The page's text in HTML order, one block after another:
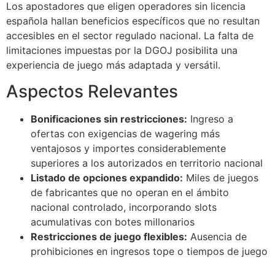
Panel
Panel
Panel
Panel
panel
Oku
panel
Los apostadores que eligen operadores sin licencia
española hallan beneficios específicos que no resultan
accesibles en el sector regulado nacional. La falta de
limitaciones impuestas por la DGOJ posibilita una
experiencia de juego más adaptada y versátil.
Aspectos Relevantes
Bonificaciones sin restricciones: Ingreso a
ofertas con exigencias de wagering más
ventajosos y importes considerablemente
superiores a los autorizados en territorio nacional
Listado de opciones expandido: Miles de juegos
de fabricantes que no operan en el ámbito
nacional controlado, incorporando slots
acumulativas con botes millonarios
Restricciones de juego flexibles: Ausencia de
prohibiciones en ingresos tope o tiempos de juego